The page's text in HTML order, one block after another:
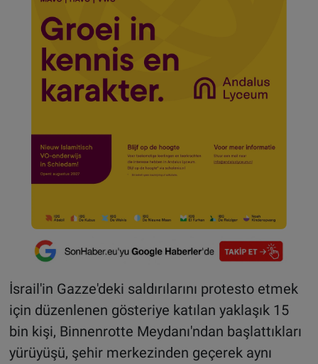
İsrail'in Gazze'deki saldırılarını protesto etmek
için düzenlenen gösteriye katılan yaklaşık 15
bin kişi, Binnenrotte Meydanı'ndan başlattıkları
yürüyüşü, şehir merkezinden geçerek aynı